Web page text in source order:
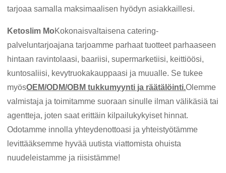
tarjoaa samalla maksimaalisen hyödyn asiakkaillesi.
Ketoslim MoKokonaisvaltaisena catering-
palveluntarjoajana tarjoamme parhaat tuotteet parhaaseen
hintaan ravintolaasi, baariisi, supermarketiisi, keittiöösi,
kuntosaliisi, kevytruokakauppaasi ja muualle. Se tukee
myösOEM/ODM/OBM tukkumyynti ja räätälöinti.Olemme
valmistaja ja toimitamme suoraan sinulle ilman välikäsiä tai
agentteja, joten saat erittäin kilpailukykyiset hinnat.
Odotamme innolla yhteydenottoasi ja yhteistyötämme
levittääksemme hyvää uutista viattomista ohuista
nuudeleistamme ja riisistämme!